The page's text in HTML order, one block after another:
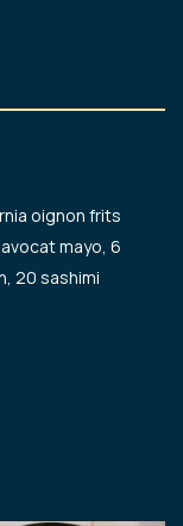
oignon frits
mayo, 6
20 sashimi